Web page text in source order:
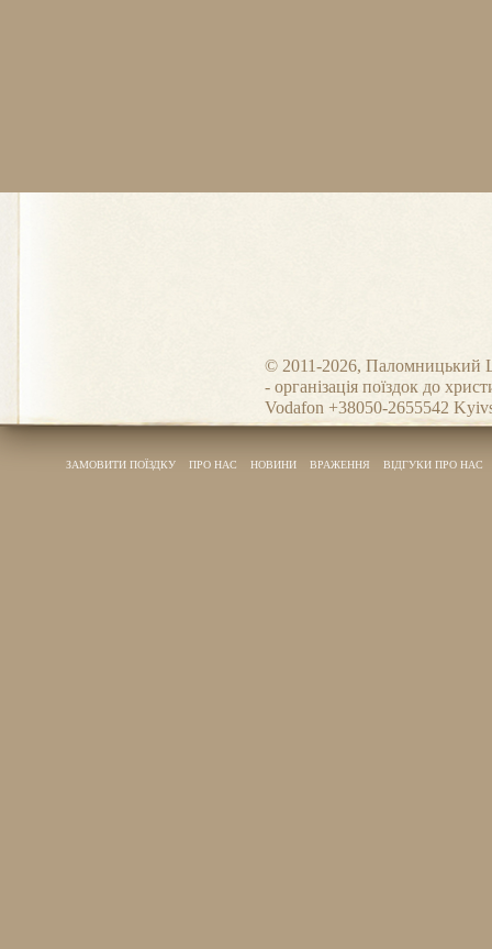
© 2011-2026, Паломницький
- організація поїздок до
Vodafon +38050-2655542
ЗАМОВИТИ ПОЇЗДКУ ПРО НАС НОВИНИ ВРАЖЕННЯ ВІДГУКИ ПРО НАС